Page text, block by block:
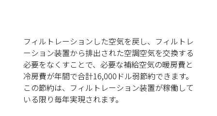
フィルトレーションした空気を戻し、フィルトレ
ーション装置から排出された空調空気を交換する
必要をなくすことで、必要な補給空気の暖房費と
冷房費が年間で合計16,000ドル弱節約できます。
この節約は、フィルトレーション装置が稼働して
いる限り毎年実現されます。